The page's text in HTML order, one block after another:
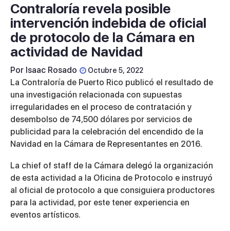
Contraloría revela posible
intervención indebida de oficial
de protocolo de la Cámara en
actividad de Navidad
Por Isaac Rosado Octubre 5, 2022
La Contraloría de Puerto Rico publicó el resultado de
una investigación relacionada con supuestas
irregularidades en el proceso de contratación y
desembolso de 74,500 dólares por servicios de
publicidad para la celebración del encendido de la
Navidad en la Cámara de Representantes en 2016.
La chief of staff de la Cámara delegó la organización
de esta actividad a la Oficina de Protocolo e instruyó
al oficial de protocolo a que consiguiera productores
para la actividad, por este tener experiencia en
eventos artísticos.